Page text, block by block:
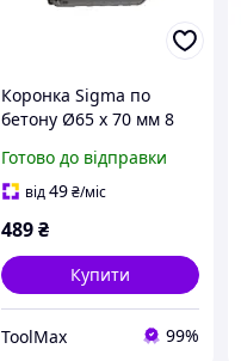
Коронка Sigma по
бетону Ø65 x 70 мм 8
Готово до відправки
від49₴/міс
489₴
Купити
ToolMax 99%